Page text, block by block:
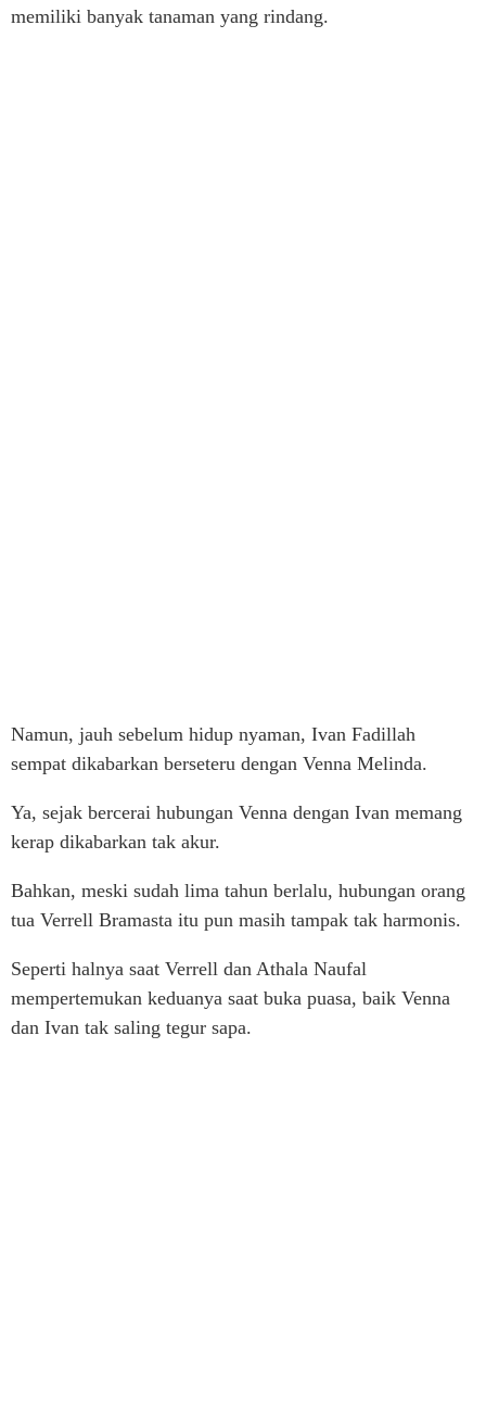
memiliki banyak tanaman yang rindang.
Namun, jauh sebelum hidup nyaman, Ivan Fadillah
sempat dikabarkan berseteru dengan Venna Melinda.
Ya, sejak bercerai hubungan Venna dengan Ivan memang
kerap dikabarkan tak akur.
Bahkan, meski sudah lima tahun berlalu, hubungan orang
tua Verrell Bramasta itu pun masih tampak tak harmonis.
Seperti halnya saat Verrell dan Athala Naufal
mempertemukan keduanya saat buka puasa, baik Venna
dan Ivan tak saling tegur sapa.